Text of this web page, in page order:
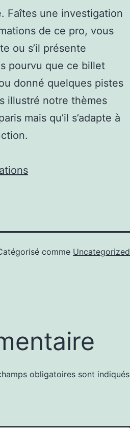
Faîtes une investigation
de ce pro, vous
ou s’il présente
pourvu que ce billet
donné quelques pistes
illustré notre thèmes
mais qu’il s’adapte à
comme Uncategorized
obligatoires sont indiqués